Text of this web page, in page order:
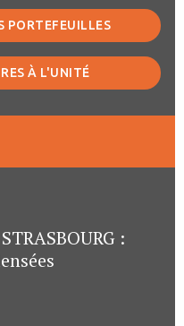
PORTEFEUILLES
À L'UNITÉ
: